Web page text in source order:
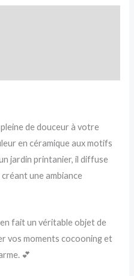
de douceur à votre
en céramique aux motifs
jardin printanier, il diffuse
une ambiance
fait un véritable objet de
vos moments cocooning et
💕